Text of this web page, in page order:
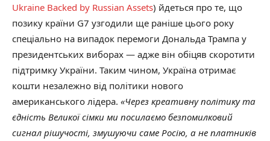
Ukraine Backed by Russian Assets) йдеться про те, що
позику країни G7 узгодили ще раніше цього року
спеціально на випадок перемоги Дональда Трампа у
президентських виборах — адже він обіцяв скоротити
підтримку України. Таким чином, Україна отримає
кошти незалежно від політики нового
американського лідера. «Через креативну політику та
єдність Великої сімки ми посилаємо безпомилковий
сигнал рішучості, змушуючи саме Росію, а не платників